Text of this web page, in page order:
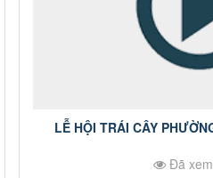
LỄ HỘI TRÁI CÂY
Đã